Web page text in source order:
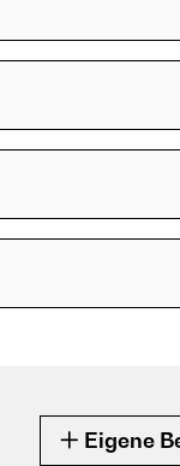
Eigene